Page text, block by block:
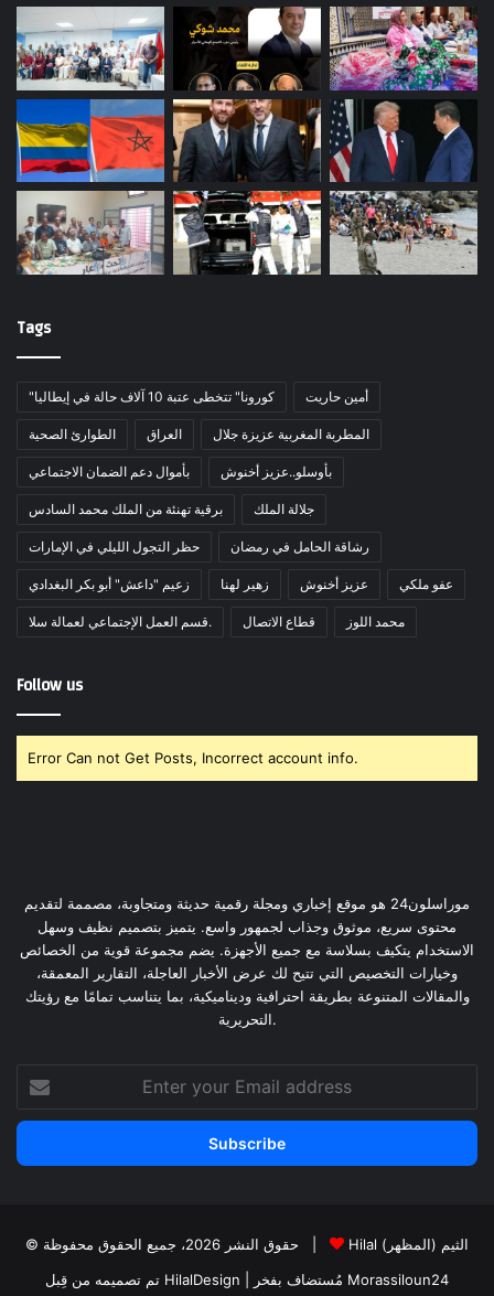
Tags
"كورونا" تتخطى عتبة 10 آلاف حالة في إيطاليا أمين حاريت
الطوارئ الصحية العراق المطربة المغربية عزيزة جلال
بأموال دعم الضمان الاجتماعي بأوسلو..عزيز أخنوش
برقية تهنئة من الملك محمد السادس جلالة الملك
حظر التجول الليلي في الإمارات رشاقة الحامل في رمضان
زعيم "داعش" أبو بكر البغدادي زهير لهنا عزيز أخنوش عفو ملكي
قسم العمل الإجتماعي لعمالة سلا. قطاع الاتصال محمد اللوز
Follow us
Error Can not Get Posts, Incorrect account info.
موراسلون24 هو موقع إخباري ومجلة رقمية حديثة ومتجاوبة، مصممة لتقديم
محتوى سريع، موثوق وجذاب لجمهور واسع. يتميز بتصميم نظيف وسهل
الاستخدام يتكيف بسلاسة مع جميع الأجهزة. يضم مجموعة قوية من الخصائص
وخيارات التخصيص التي تتيح لك عرض الأخبار العاجلة، التقارير المعمقة،
والمقالات المتنوعة بطريقة احترافية وديناميكية، بما يتناسب تمامًا مع رؤيتك
التحريرية.
your
Email
Hilal الثيم (المظهر)
تم تصميمه من قِبل HilalDesign
Morassiloun24